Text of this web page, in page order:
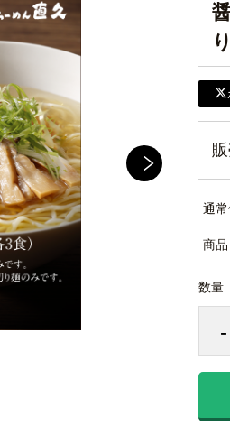
通
商
数量
-